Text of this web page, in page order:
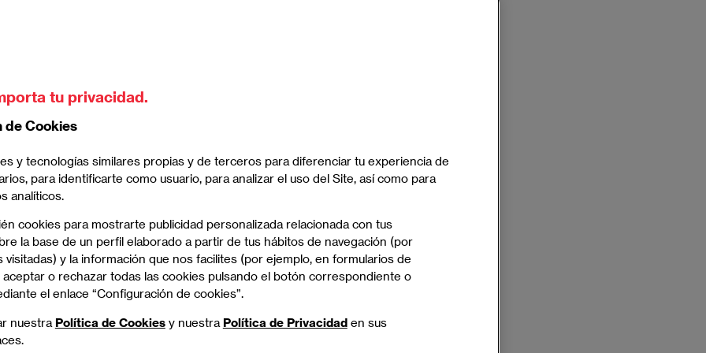
artificial aplicada al diagnóstico prenatal por
innovadora y por su impacto positivo tanto a
como económico.
tu privacidad.
de Cookies
y tecnologías similares propias y de terceros para diferenciar tu experiencia de
para identificarte como usuario, para analizar el uso del Site, así como para
analíticos.
cookies para mostrarte publicidad personalizada relacionada con tus
la base de un perfil elaborado a partir de tus hábitos de navegación (por
visitadas) y la información que nos facilites (por ejemplo, en formularios de
aceptar o rechazar todas las cookies pulsando el botón correspondiente o
el enlace “Configuración de cookies”.
nuestra Política de Cookiesy nuestra Política de Privacidaden sus